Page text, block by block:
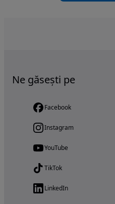
Ne găsești pe
Facebook
Instagram
YouTube
TikTok
LinkedIn